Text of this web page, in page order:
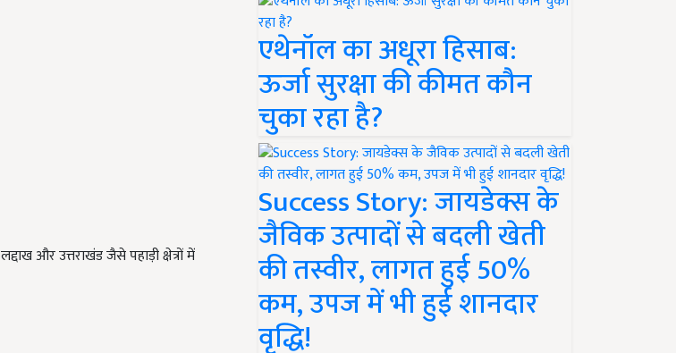
लद्दाख और उत्तराखंड जैसे पहाड़ी क्षेत्रों में
एथेनॉल का अधूरा हिसाब:
ऊर्जा सुरक्षा की कीमत कौन
चुका रहा है?
Success Story: जायडेक्स के
जैविक उत्पादों से बदली खेती
की तस्वीर, लागत हुई 50%
कम, उपज में भी हुई शानदार
वृद्धि!